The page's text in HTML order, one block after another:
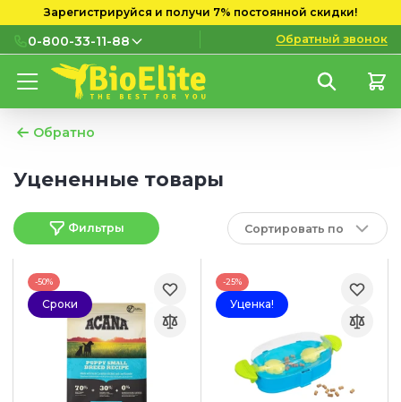
Зарегистрируйся и получи 7% постоянной скидки!
0-800-33-11-88
0-800-33-11-88
мобильных номеров
(073) 133 11 88
Обратный звонок
Обратно
Уцененные товары
Фильтры Сортировать по
-50%
Сроки
-25%
Уценка!